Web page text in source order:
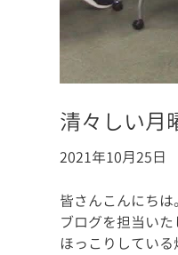
清々しい月
2021年10月25日
皆さんこんにち
ブログを担当い
ほっこりしてい